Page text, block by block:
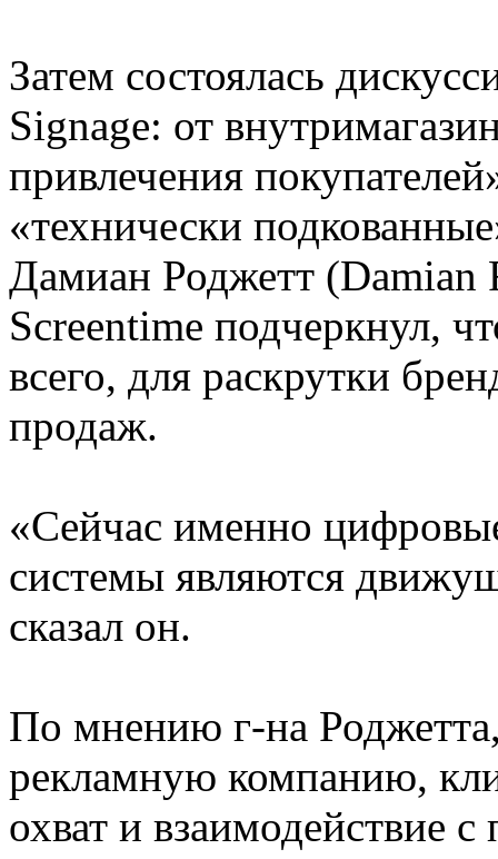
Затем состоялась
Signage: от
привлечения
«технически
Дамиан Роджетт (Damian
Screentime подчеркнул,
всего, для раскрутки
продаж.
«Сейчас именно
системы являются
сказал он.
По мнению г-на
рекламную компанию,
охват и взаимодействие